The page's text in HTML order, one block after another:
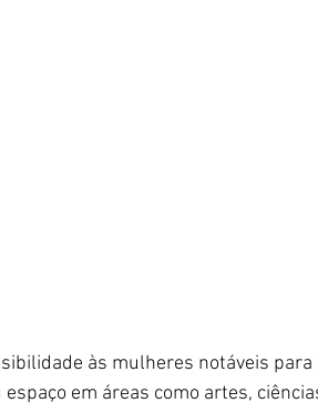
às mulheres notáveis
em áreas como artes,